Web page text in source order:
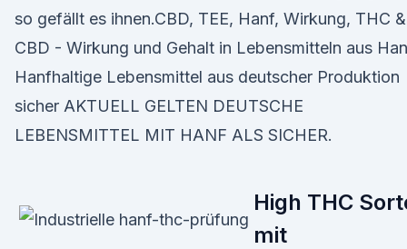
so gefällt es ihnen.CBD, TEE, Hanf, Wirkung, THC &
CBD - Wirkung und Gehalt in Lebensmitteln aus
Hanfhaltige Lebensmittel aus deutscher Produktion
sicher AKTUELL GELTEN DEUTSCHE
LEBENSMITTEL MIT HANF ALS SICHER.
High THC
mit